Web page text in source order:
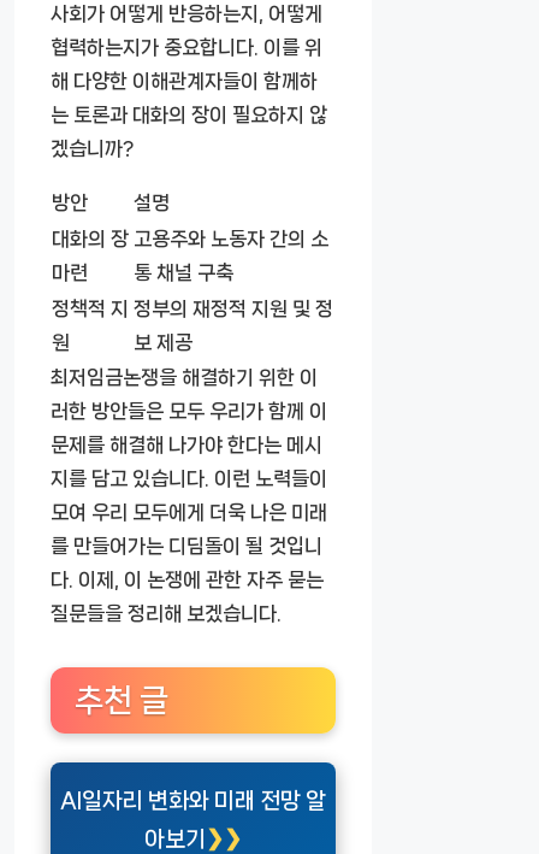
사회가 어떻게 반응하는지, 어떻게
협력하는지가 중요합니다. 이를 위
해 다양한 이해관계자들이 함께하
는 토론과 대화의 장이 필요하지 않
겠습니까?
방안
설명
대화의 장
마련
고용주와 노동자 간의 소
통 채널 구축
정책적 지
원
정부의 재정적 지원 및 정
보 제공
최저임금논쟁을 해결하기 위한 이
러한 방안들은 모두 우리가 함께 이
문제를 해결해 나가야 한다는 메시
지를 담고 있습니다. 이런 노력들이
모여 우리 모두에게 더욱 나은 미래
를 만들어가는 디딤돌이 될 것입니
다. 이제, 이 논쟁에 관한 자주 묻는
질문들을 정리해 보겠습니다.
추천 글
AI일자리 변화와 미래 전망 알
아보기